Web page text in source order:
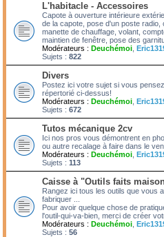
L'habitacle - Accessoires
Capote à ouverture intérieure
de la capote, pose d'un poste radio,
manette de chauffage, volant,
maintien de fenêtre, pose des
Modérateurs : Deuchémoi
Sujets : 822
Divers
Postez ici votre sujet si vous
répertorié ci-dessus!
Modérateurs : Deuchémoi
Sujets : 672
Tutos mécanique 2cv
Ici nos pros vous démontrent en
ou autre recalage à faire dans le
Modérateurs : Deuchémoi
Sujets : 113
Caisse à "Outils faits
Rangez ici tous les outils que vous
fabriquer ...
Pour avoir quelque chose de
l'outil-qui-va-bien, merci de créer
Modérateurs : Deuchémoi
Sujets : 56